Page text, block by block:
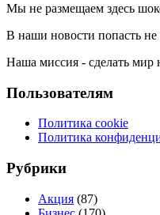
Мы не размещаем здесь
В наши новости попасть
Наша миссия - сделать мир
Пользователям
Политика cookie
Политика
Рубрики
Акция (87)